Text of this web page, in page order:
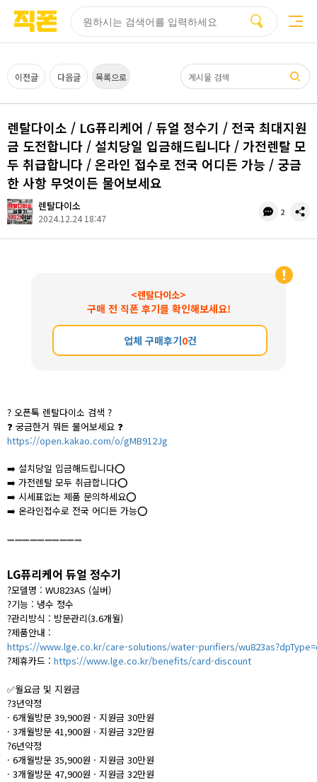
이전글 다음글 목록으로
렌탈다이소 / LG퓨리케어 / 듀얼 정수기 / 전국 최대지원
금 도전합니다 / 설치당일 입금해드립니다 / 가전렌탈 모
두 취급합니다 / 온라인 접수로 전국 어디든 가능 / 궁금
한 사항 무엇이든 물어보세요
렌탈다이소
2024.12.24 18:47
댓
수
2
공
<렌탈다이소>
구매 전 직폰 후기를 확인해보세요!
업체 구매후기0건
? 오픈톡 렌탈다이소 검색 ?
❓ 궁금한거 뭐든 물어보세요 ❓
https://open.kakao.com/o/gMB912Jg
➡️ 설치당일 입금해드립니다⭕️
➡️ 가전렌탈 모두 취급합니다⭕️
➡️ 시세표없는 제품 문의하세요⭕️
➡️ 온라인접수로 전국 어디든 가능⭕️
➖➖➖➖➖➖➖➖➖➖
LG퓨리케어 듀얼 정수기
?모델명 : WU823AS (실버)
?기능 : 냉수 정수
?관리방식 : 방문관리(3.6개월)
?제품안내 :
https://www.lge.co.kr/care-solutions/water-purifiers/
?제휴카드 : https://www.lge.co.kr/benefits/card-discount
✅월요금 및 지원금
?3년약정
· 6개월방문 39,900원 · 지원금 30만원
· 3개월방문 41,900원 · 지원금 32만원
?6년약정
· 6개월방문 35,900원 · 지원금 30만원
· 3개월방문 47,900원 · 지원금 32만원
페이지
페이지
페이지
페이지